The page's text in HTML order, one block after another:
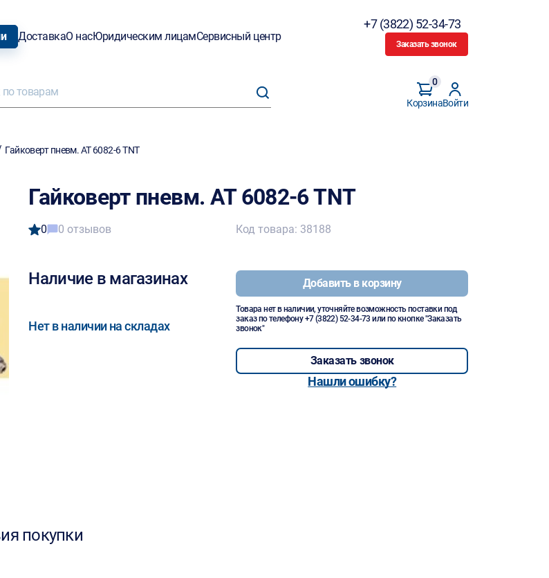
ДоставкаО насЮридическим лицамСервисный центр
+7 (3822) 52-34-73
Заказать звонок
Корзина
0
Войти
Гайковерт пневм. AT 6082-6 TNT
Гайковерт пневм. AT 6082-6 TNT
0 0 отзывов
Наличие в магазинах
Нет в наличии на складах
Код товара: 38188
Добавить в корзину
Товара нет в наличии, уточняйте возможность поставки под
заказ по телефону+7 (3822) 52-34-73 или по кнопке "Заказать
звонок"
Заказать звонок
Нашли ошибку?
покупки